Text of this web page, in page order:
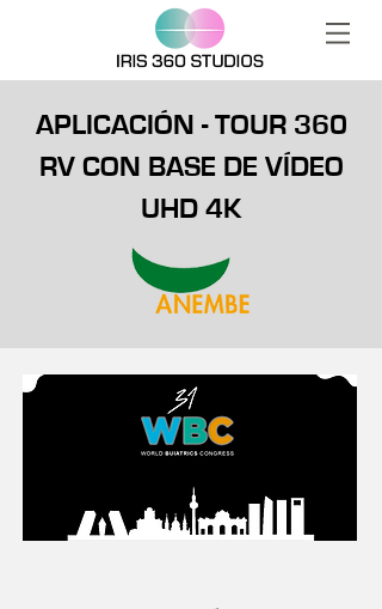
APLICACIÓN - TOUR 360
RV CON BASE DE VÍDEO
UHD 4K